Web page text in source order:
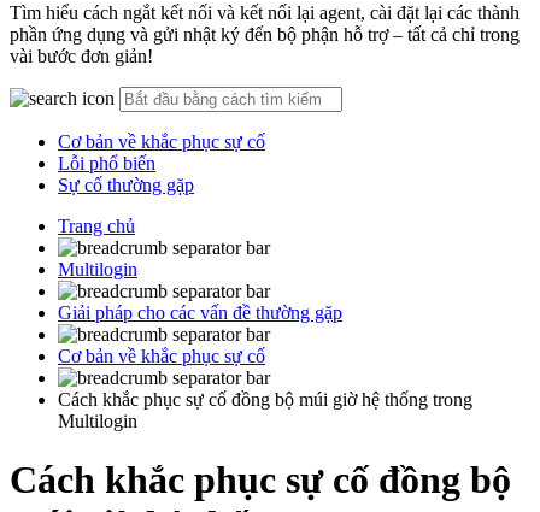
Tìm hiểu cách ngắt kết nối và kết nối lại agent, cài đặt lại các thành
phần ứng dụng và gửi nhật ký đến bộ phận hỗ trợ – tất cả chỉ trong
vài bước đơn giản!
Cơ bản về khắc phục sự cố
Lỗi phổ biến
Sự cố thường gặp
Trang chủ
Multilogin
Giải pháp cho các vấn đề thường gặp
Cơ bản về khắc phục sự cố
Cách khắc phục sự cố đồng bộ múi giờ hệ thống trong
Multilogin
Cách khắc phục sự cố đồng bộ